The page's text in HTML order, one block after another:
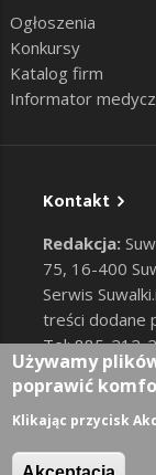
Ogłoszenia
Konkursy
Katalog firm
Informator
Kontakt
Redakcja:
75, 16-400
Serwis
treści dodane
Tel: 885-212-
RODO |
User account
Zaloguj
Używamy
poprawić
Klikając przycisk